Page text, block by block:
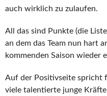
auch wirklich zu zulaufen.
All das sind Punkte (die
an dem das Team nun hart
kommenden Saison wieder
Auf der Positivseite spricht
viele talentierte junge